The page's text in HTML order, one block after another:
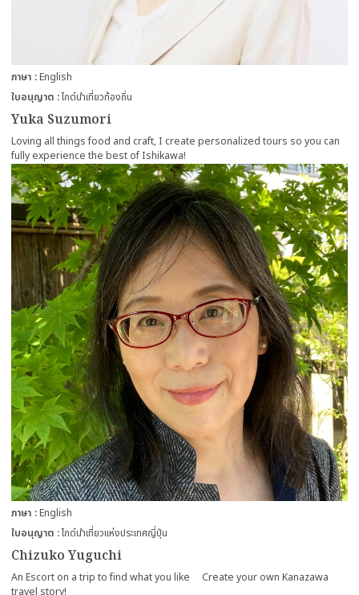
Yuka Suzumori
ภาษา English
ใบอนุญาต ไกด์นำเที่ยวท้องถิ่น
Loving all things food and craft, I create personalized tours so you can
fully experience the best of Ishikawa!
Chizuko Yuguchi
ภาษา English
ใบอนุญาต ไกด์นำเที่ยวแห่งประเทศญี่ปุ่น
An Escort on a trip to find what you like Create your own Kanazawa
more